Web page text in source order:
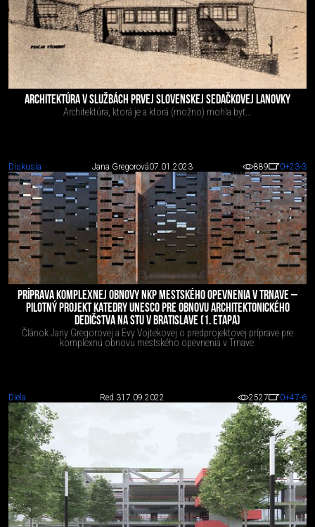
ARCHITEKTÚRA V SLUŽBÁCH PRVEJ SLOVENSKEJ SEDAČKOVEJ LANOVKY
Architektúra, ktorá je a ktorá (možno) mohla byť...
Diskusia Jana Gregorová07.01.2023 889 0+23-3
PRÍPRAVA KOMPLEXNEJ OBNOVY NKP MESTSKÉHO OPEVNENIA V TRNAVE –
PILOTNÝ PROJEKT KATEDRY UNESCO PRE OBNOVU ARCHITEKTONICKÉHO
DEDIČSTVA NA STU V BRATISLAVE (1. ETAPA)
Článok Jany Gregorovej a Evy Vojtekovej o predprojektovej príprave pre
komplexnú obnovu mestského opevnenia v Trnave.
Diela Red 317.09.2022 2527 0+47-6